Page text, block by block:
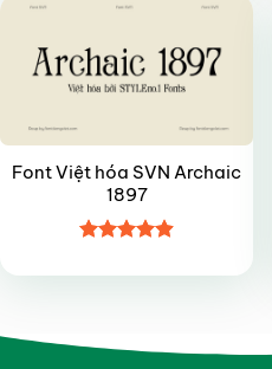
Font Việt hóa SVN Archaic
1897
hạng4.95